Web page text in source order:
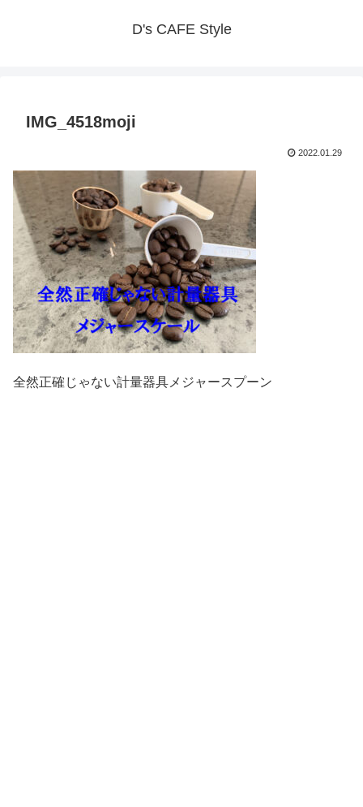
D's CAFE Style
IMG_4518moji
2022.01.29
全然正確じゃない計量器具メジャースプーン